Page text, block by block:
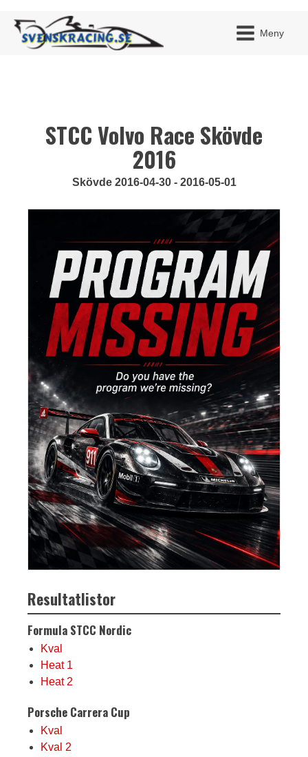
Meny
STCC Volvo Race Skövde
2016
Skövde 2016-04-30 - 2016-05-01
Resultatlistor
Formula STCC Nordic
Kval
Heat 1
Heat 2
Porsche Carrera Cup
Kval
Kval 2